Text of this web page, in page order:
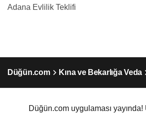
Adana Evlilik Teklifi
Düğün.com Kına ve Bekarlığa Veda
Düğün.com uygulaması